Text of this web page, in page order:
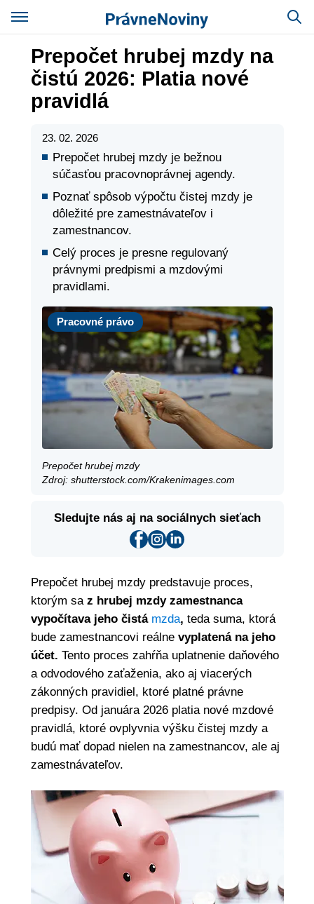
Prepočet hrubej mzdy na
čistú 2026: Platia nové
pravidlá
23. 02. 2026
Prepočet hrubej mzdy je bežnou
súčasťou pracovnoprávnej agendy.
Poznať spôsob výpočtu čistej mzdy je
dôležité pre zamestnávateľov i
zamestnancov.
Celý proces je presne regulovaný
právnymi predpismi a mzdovými
pravidlami.
Právo
Pracovné právo
Prepočet hrubej mzdy
Zdroj: shutterstock.com/Krakenimages.com
Sledujte nás aj na sociálnych sieťach
Prepočet hrubej mzdy predstavuje proces,
ktorým sa z hrubej mzdy zamestnanca
vypočítava jeho čistá mzda, teda suma, ktorá
bude zamestnancovi reálne vyplatená na jeho
účet. Tento proces zahŕňa uplatnenie daňového
a odvodového zaťaženia, ako aj viacerých
zákonných pravidiel, ktoré platné právne
predpisy. Od januára 2026 platia nové mzdové
pravidlá, ktoré ovplyvnia výšku čistej mzdy a
budú mať dopad nielen na zamestnancov, ale aj
zamestnávateľov.